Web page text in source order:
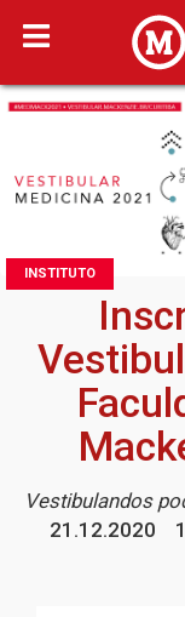
INSTITUTO
Vestibulandos
21.12.2020